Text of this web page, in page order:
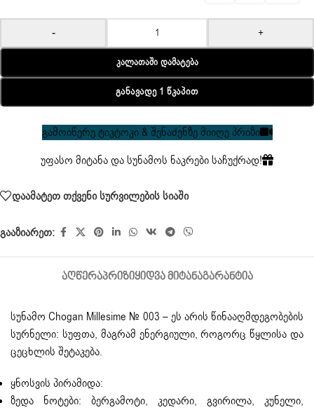
- +
Კალათაში Დამატება
Განავადე 1 Წკაპით
გამოიწერე ტიკტოკი & შენაძენზე მიიღე პრიზი
უფასო მიტანა და სუნამოს ნაკრები საჩუქრად!
დაამატეთ თქვენი სურვილების სიაში
გააზიარეთ:
ᲐᲦᲬᲔᲠᲐᲞᲠᲘᲖᲘᲧᲘᲓᲕᲐ ᲛᲘᲢᲐᲜᲐᲒᲐᲠᲐᲜᲢᲘᲐ
სუნამო Chogan Millesime № 003 – ეს არის წინააღმდეგობების
სურნელი: სუფთა, მაგრამ ენერგიული, როგორც წყლისა და
ცეცხლის შეტაკება.
ყნოსვის პირამიდა:
ზედა ნოტები: ბერგამოტი, კედარი, გვირილა, კუნელი,